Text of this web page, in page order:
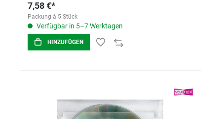
7,58 €*
Packung á 5 Stück
Verfügbar in 5–7 Werktagen
HINZUFÜGEN